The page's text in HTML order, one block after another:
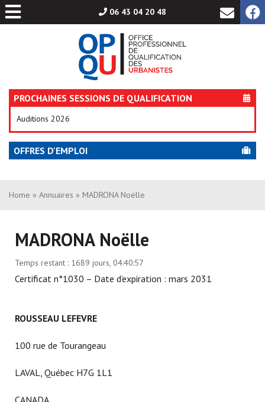
06 43 04 20 48
PROCHAINES SESSIONS DE QUALIFICATION
Auditions 2026
OFFRES D'EMPLOI
Aller
au
Home » Annuaires » MADRONA Noëlle
MADRONA Noëlle
Temps restant : 1689 jours, 04:40:57
Certificat n°1030 – Date d’expiration : mars 2031
ROUSSEAU LEFEVRE
100 rue de Tourangeau
LAVAL, Québec H7G 1L1
CANADA